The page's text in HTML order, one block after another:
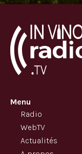
Menu
Radio
WebTV
Actualités